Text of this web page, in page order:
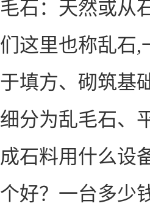
毛石：天然或从
们这里也称乱石,
于填方、砌筑基
细分为乱毛石、
成石料用什么设
个好？一台多少